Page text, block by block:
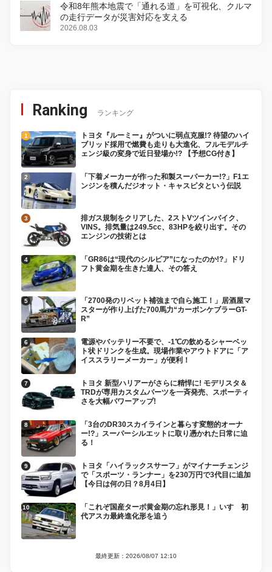
令和8年熊本地震で「通れる道」を可視化、クルマ
の走行データが災害対応を支える
2026.08.03
Ranking ランキング
トヨタ『ルーミー』がついに弱点克服!? 待望のハイ
ブリッド採用で燃費も走りも大進化、フルモデルチ
ェンジ級の変身で近日登場か!? 【予想CG付き】
「下着メーカーが作った和製スーパーカー!?」F1エ
ンジンを積んだジオット・キャスピタという伝説
排ガス規制をクリアした、2ストVツインバイク、
VINS。排気量は249.5cc、83HPを絞り出す。その
エンジンの技術とは
「GR86は“現代のシルビア”になったのか!?」ドリ
フト黄金期を生きた達人、その答え
「2700発のリベット補強まで自ら施工！」居酒屋マ
スターが作り上げた700馬力“カーボンケブラーGT-
R”
電源やバッテリー不要で、-1℃の飲めるシャーベッ
ト状ドリンクを生成。現場作業やアウトドアに「ア
イススラリーメーカー」が便利！
トヨタ 新型ハリアーがさらに精悍に! モデリスタ＆
TRDが専用カスタムパーツを一斉発売、スポーティ
さを大幅パワーアップ!
「3台のDR30スカイラインと暮らす変態的オーナ
ー!?」スーパーシルエットに取り憑かれた日常に迫
る！
トヨタ「ハイラックスサーフ」がマイナーチェンジ
で「スポーツ・ランナー」を230万円で3代目に追加
【今日は何の日？8月4日】
「これぞ国産ターボ黄金期の忘れ形見！」いすゞ初
代アスカ最終進化形を追う
最終更新：2026/08/07 12:10